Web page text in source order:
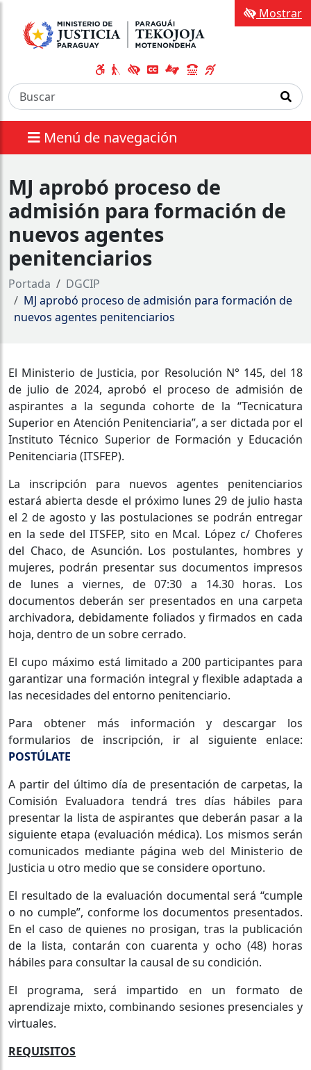
Menú de navegación
Mostrar
MJ aprobó proceso de
admisión para formación de
nuevos agentes
penitenciarios
Portada
DGCIP
MJ aprobó proceso de admisión para formación de
nuevos agentes penitenciarios
El Ministerio de Justicia, por Resolución N° 145, del 18
de julio de 2024, aprobó el proceso de admisión de
aspirantes a la segunda cohorte de la “Tecnicatura
Superior en Atención Penitenciaria”, a ser dictada por el
Instituto Técnico Superior de Formación y Educación
Penitenciaria (ITSFEP).
La inscripción para nuevos agentes penitenciarios
estará abierta desde el próximo lunes 29 de julio hasta
el 2 de agosto y las postulaciones se podrán entregar
en la sede del ITSFEP, sito en Mcal. López c/ Choferes
del Chaco, de Asunción. Los postulantes, hombres y
mujeres, podrán presentar sus documentos impresos
de lunes a viernes, de 07:30 a 14.30 horas. Los
documentos deberán ser presentados en una carpeta
archivadora, debidamente foliados y firmados en cada
hoja, dentro de un sobre cerrado.
El cupo máximo está limitado a 200 participantes para
garantizar una formación integral y flexible adaptada a
las necesidades del entorno penitenciario.
Para obtener más información y descargar los
formularios de inscripción, ir al siguiente enlace:
POSTÚLATE
A partir del último día de presentación de carpetas, la
Comisión Evaluadora tendrá tres días hábiles para
presentar la lista de aspirantes que deberán pasar a la
siguiente etapa (evaluación médica). Los mismos serán
comunicados mediante página web del Ministerio de
Justicia u otro medio que se considere oportuno.
El resultado de la evaluación documental será “cumple
o no cumple”, conforme los documentos presentados.
En el caso de quienes no prosigan, tras la publicación
de la lista, contarán con cuarenta y ocho (48) horas
hábiles para consultar la causal de su condición.
El programa, será impartido en un formato de
aprendizaje mixto, combinando sesiones presenciales y
virtuales.
REQUISITOS